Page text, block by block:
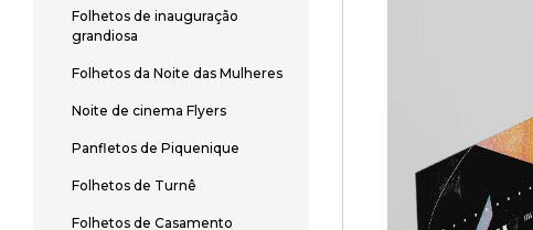
Folhetos de inauguração
grandiosa
Folhetos da Noite das Mulheres
Noite de cinema Flyers
Panfletos de Piquenique
Folhetos de Turnê
Folhetos de Casamento